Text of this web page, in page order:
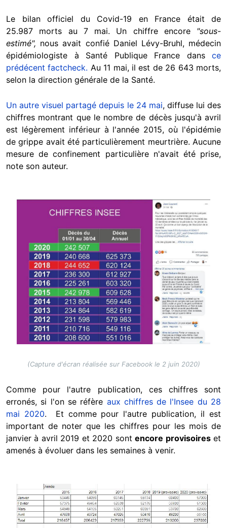
Le bilan officiel du Covid-19 en France était de
25.987 morts au 7 mai. Un chiffre encore "sous-
estimé", nous avait confié Daniel Lévy-Bruhl, médecin
épidémiologiste à Santé Publique France dans ce
prédécent factcheck. Au 11 mai, il est de 26 643 morts,
selon la direction générale de la Santé.
Un autre visuel partagé depuis le 24 mai, diffuse lui des
chiffres montrant que le nombre de décès jusqu'à avril
est légèrement inférieur à l'année 2015, où l'épidémie
de grippe avait été particulièrement meurtrière. Aucune
mesure de confinement particulière n'avait été prise,
note son auteur.
(Capture d'écran réalisée sur Facebook le 2 juin 2020)
Comme pour l'autre publication, ces chiffres sont
erronés, si l'on se réfère aux chiffres de l'Insee du 28
mai 2020. Et comme pour l'autre publication, il est
important de noter que les chiffres pour les mois de
janvier à avril 2019 et 2020 sontencore provisoireset
amenés à évoluer dans les semaines à venir.